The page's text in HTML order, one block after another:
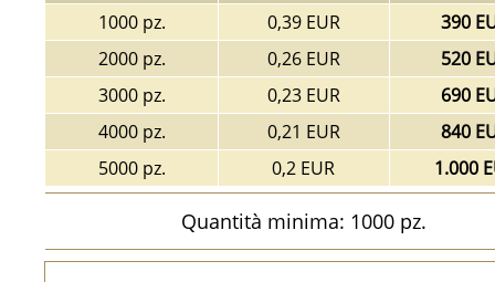
1000 pz. 0,39 EUR
390
2000 pz.
0,26 EUR
520
3000 pz.
0,23 EUR
690
4000 pz.
0,21 EUR
840
5000 pz.
0,2 EUR 1.000
Quantità minima: 1000 pz.